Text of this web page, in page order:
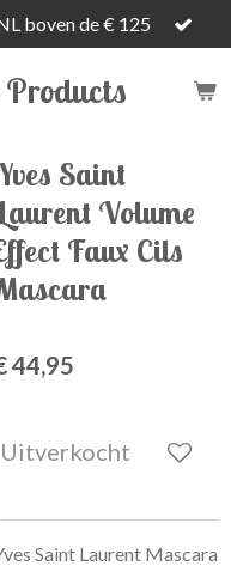
boven de € 125
Saint
Volume
Faux Cils
44,95
Uitverkocht
Saint Laurent Mascara